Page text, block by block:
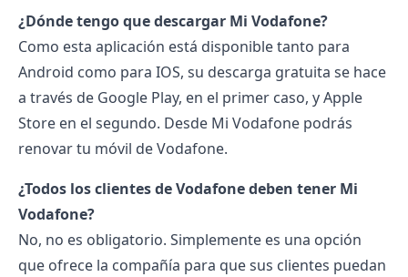
¿Dónde tengo que descargar Mi Vodafone?
Como esta aplicación está disponible tanto para
Android como para IOS, su descarga gratuita se hace
a través de Google Play, en el primer caso, y Apple
Store en el segundo. Desde Mi Vodafone podrás
renovar tu móvil de Vodafone.
¿Todos los clientes de Vodafone deben tener Mi
Vodafone?
No, no es obligatorio. Simplemente es una opción
que ofrece la compañía para que sus clientes puedan